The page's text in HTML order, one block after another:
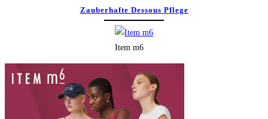
Zauberhafte Dessous Pflege
Item m6